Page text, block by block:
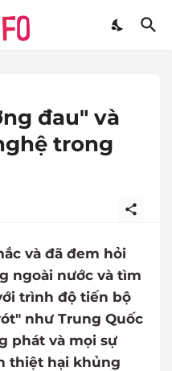
đau" và
trong
và đã đem hỏi
ngoài nước và tìm
trình độ tiến bộ
như Trung Quốc
phát và mọi sự
thiệt hại khủng